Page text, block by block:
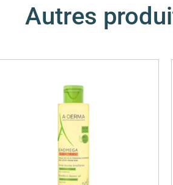
Autres